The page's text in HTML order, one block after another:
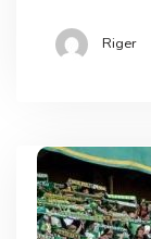
Riger